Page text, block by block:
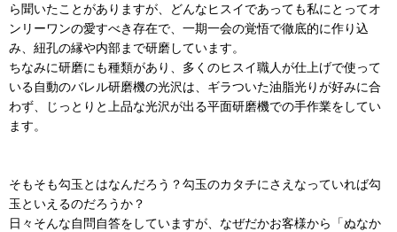
ら聞いたことがありますが、どんなヒスイであっても私にとってオ
ンリーワンの愛すべき存在で、一期一会の覚悟で徹底的に作り込
み、紐孔の縁や内部まで研磨しています。
ちなみに研磨にも種類があり、多くのヒスイ職人が仕上げで使って
いる自動のバレル研磨機の光沢は、ギラついた油脂光りが好みに合
わず、じっとりと上品な光沢が出る平面研磨機での手作業をしてい
ます。
そもそも勾玉とはなんだろう？勾玉のカタチにさえなっていれば勾
玉といえるのだろうか？
日々そんな自問自答をしていますが、なぜだかお客様から「ぬなか